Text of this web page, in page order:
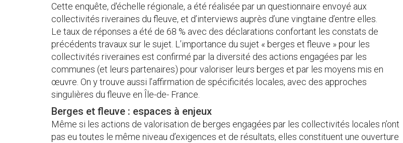
Cette enquête, d'échelle régionale, a été réalisée par un questionnaire envoyé aux
collectivités riveraines du fleuve, et d’interviews auprès d’une vingtaine d’entre elles.
Le taux de réponses a été de 68 % avec des déclarations confortant les constats de
précédents travaux sur le sujet. L’importance du sujet « berges et fleuve » pour les
collectivités riveraines est confirmé par la diversité des actions engagées par les
communes (et leurs partenaires) pour valoriser leurs berges et par les moyens mis en
œuvre. On y trouve aussi l’affirmation de spécificités locales, avec des approches
singulières du fleuve en Île-de- France.
Berges et fleuve : espaces à enjeux
Même si les actions de valorisation de berges engagées par les collectivités locales n’ont
pas eu toutes le même niveau d’exigences et de résultats, elles constituent une ouverture